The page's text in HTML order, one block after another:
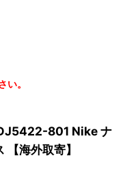
い。
801 Nike ナ
海外取寄】